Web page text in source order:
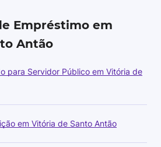
Empréstimo em
Antão
para Servidor Público em Vitória de
em Vitória de Santo Antão